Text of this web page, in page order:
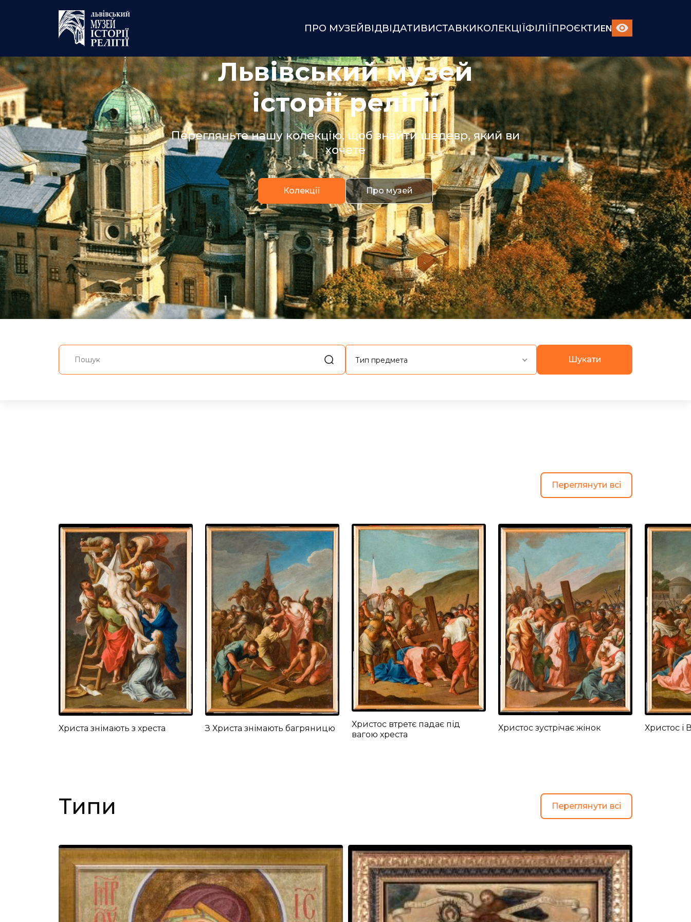
ПРО МУЗЕЙВІДВІДАТИВИСТАВКИКОЛЕКЦІЇФІЛІЇПРОЄКТИEN
Львівський музей
історії релігії
Перегляньте нашу колекцію, щоб знайти шедевр, який ви
хочете
Колекції Про музей
Тип предмета Шукати
Переглянути всі
Христа знімають з хреста З Христа знімають багряницю
Христос втретє падає під
вагою хреста
Христос зустрічає жінок Христос і
Типи Переглянути всі